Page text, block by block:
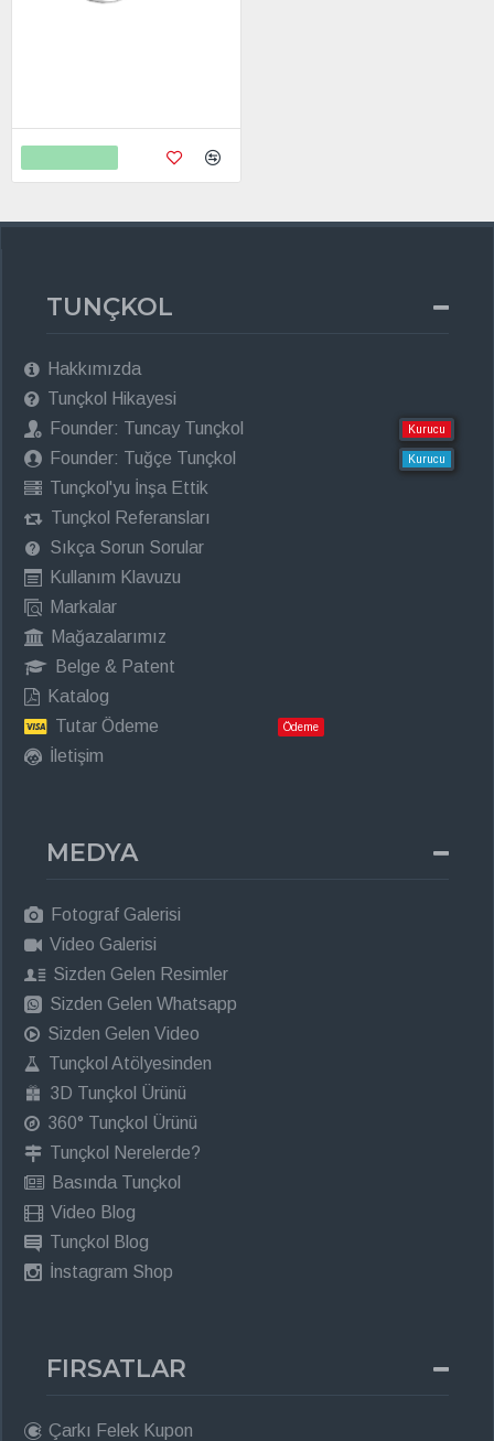
TUNÇKOL
Hakkımızda
Tunçkol Hikayesi
Founder: Tuncay Tunçkol
Kurucu
Founder: Tuğçe Tunçkol Kurucu
Tunçkol'yu İnşa Ettik
Tunçkol Referansları
Sıkça Sorun Sorular
Kullanım Klavuzu
Markalar
Mağazalarımız
Belge & Patent
Katalog
Tutar Ödeme
Ödeme
İletişim
MEDYA
Fotograf Galerisi
Video Galerisi
Sizden Gelen Resimler
Sizden Gelen Whatsapp
Sizden Gelen Video
Tunçkol Atölyesinden
3D Tunçkol Ürünü
360° Tunçkol Ürünü
Tunçkol Nerelerde?
Basında Tunçkol
Video Blog
Tunçkol Blog
İnstagram Shop
FIRSATLAR
Çarkı Felek Kupon